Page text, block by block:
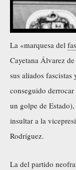
La «marquesa del
Cayetana Álvarez
sus aliados
conseguido
un golpe de
insultar a la
Rodríguez.
La del partido